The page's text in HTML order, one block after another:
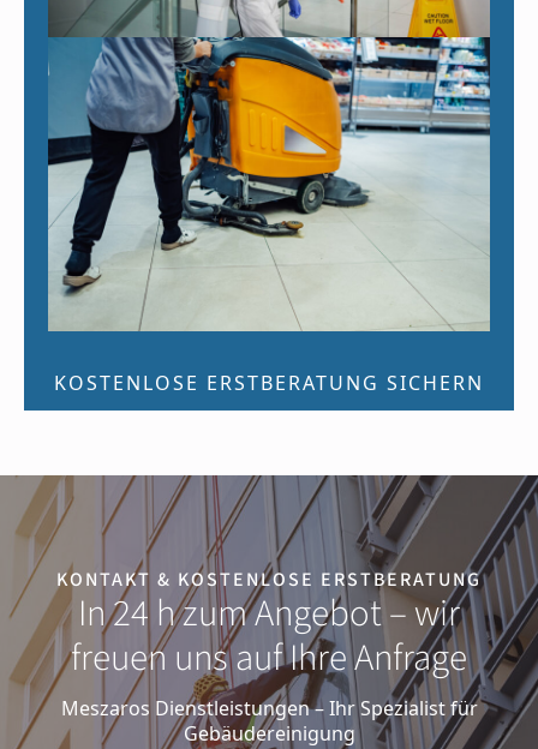
KOSTENLOSE ERSTBERATUNG SICHERN
KONTAKT & KOSTENLOSE ERSTBERATUNG
In 24 h zum Angebot – wir
freuen uns auf Ihre Anfrage
Meszaros Dienstleistungen – Ihr Spezialist für
Gebäudereinigung